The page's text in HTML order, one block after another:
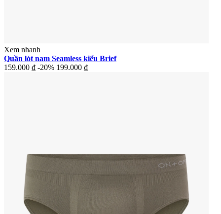
Xem nhanh
Quần lót nam Seamless kiểu Brief
159.000 ₫ -20% 199.000 ₫